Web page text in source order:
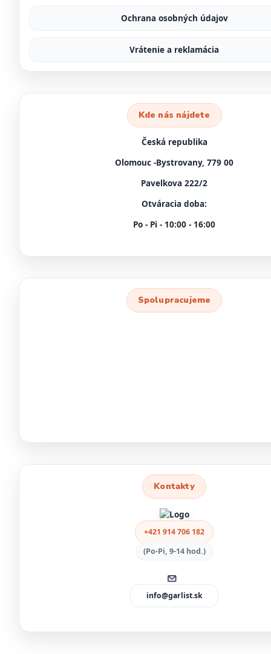
Ochrana osobných údajov
Vrátenie a reklamácia
Kde nás nájdete
Česká republika
Olomouc -Bystrovany, 779 00
Pavelkova 222/2
Otváracia doba:
Po - Pi - 10:00 - 16:00
Spolupracujeme
Kontakty
+421 914 706 182
(Po-Pi, 9-14 hod.)
info@garlist.sk